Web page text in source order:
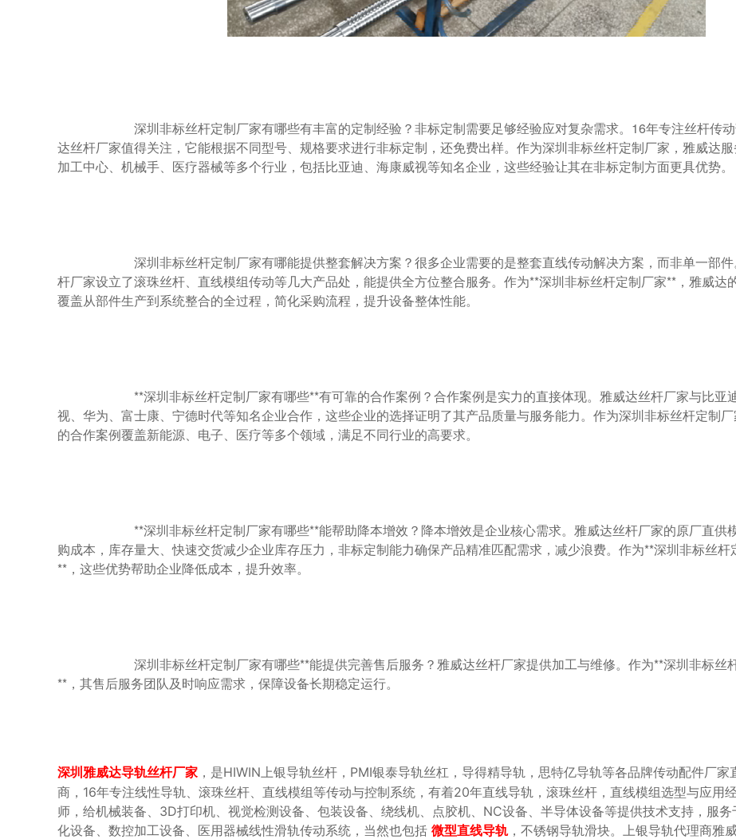
达丝杆厂家值得关注，它能根据不同型号、规格要求进行非标定制，还免费出样。作为深圳非标丝杆定制厂家，雅威达
加工中心、机械手、医疗器械等多个行业，包括比亚迪、海康威视等知名企业，这些经验让其在非标定制方面更具优势。
杆厂家设立了滚珠丝杆、直线模组传动等几大产品处，能提供全方位整合服务。作为**深圳非标丝杆定制厂家**，雅威达
覆盖从部件生产到系统整合的全过程，简化采购流程，提升设备整体性能。
视、华为、富士康、宁德时代等知名企业合作，这些企业的选择证明了其产品质量与服务能力。作为深圳非标丝杆定制
的合作案例覆盖新能源、电子、医疗等多个领域，满足不同行业的高要求。
购成本，库存量大、快速交货减少企业库存压力，非标定制能力确保产品精准匹配需求，减少浪费。作为**深圳非标丝杆
**，这些优势帮助企业降低成本，提升效率。
**，其售后服务团队及时响应需求，保障设备长期稳定运行。
深圳雅威达导轨丝杆厂家 ，是HIWIN上银导轨丝杆，PMI银泰导轨丝杠，导得精导轨，思特亿导轨等各品牌传动配件厂家
商，16年专注线性导轨、滚珠丝杆、直线模组等传动与控制系统，有着20年直线导轨，滚珠丝杆，直线模组选型与应用
师，给机械装备、3D打印机、视觉检测设备、包装设备、绕线机、点胶机、NC设备、半导体设备等提供技术支持，服务
化设备、数控加工设备、医用器械线性滑轨传动系统，当然也包括 微型直线导轨，不锈钢导轨滑块。上银导轨代理商雅